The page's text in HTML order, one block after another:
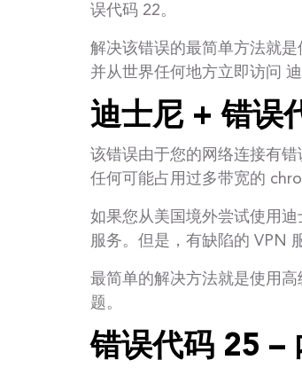
误代码 22。
解决该错误的最简单方法就
并从世界任何地方立即访问 迪
迪士尼 + 错误
该错误由于您的网络连接有
任何可能占用过多带宽的
如果您从美国境外尝试使用
服务。但是，有缺陷的 VPN
最简单的解决方法就是使用
题。
错误代码 25 –